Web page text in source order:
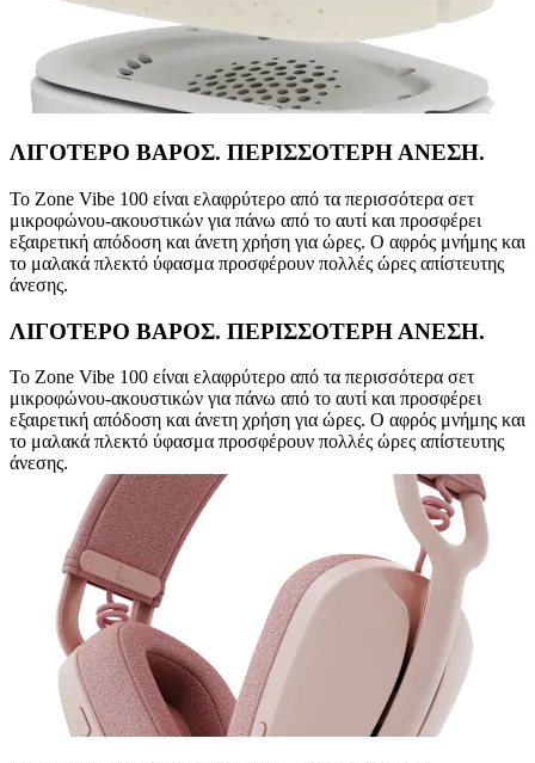
ΛΙΓΟΤΕΡΟ ΒΑΡΟΣ. ΠΕΡΙΣΣΟΤΕΡΗ ΑΝΕΣΗ.
Το Zone Vibe 100 είναι ελαφρύτερο από τα περισσότερα σετ
μικροφώνου-ακουστικών για πάνω από το αυτί και προσφέρει
εξαιρετική απόδοση και άνετη χρήση για ώρες. Ο αφρός μνήμης και
το μαλακά πλεκτό ύφασμα προσφέρουν πολλές ώρες απίστευτης
άνεσης.
ΛΙΓΟΤΕΡΟ ΒΑΡΟΣ. ΠΕΡΙΣΣΟΤΕΡΗ ΑΝΕΣΗ.
Το Zone Vibe 100 είναι ελαφρύτερο από τα περισσότερα σετ
μικροφώνου-ακουστικών για πάνω από το αυτί και προσφέρει
εξαιρετική απόδοση και άνετη χρήση για ώρες. Ο αφρός μνήμης και
το μαλακά πλεκτό ύφασμα προσφέρουν πολλές ώρες απίστευτης
άνεσης.